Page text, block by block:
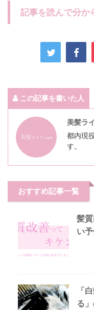
記事を読んで分か
この記事を書いた人
美髪ラ
都内現
す。
おすすめ記事一覧
髪
い
「
る